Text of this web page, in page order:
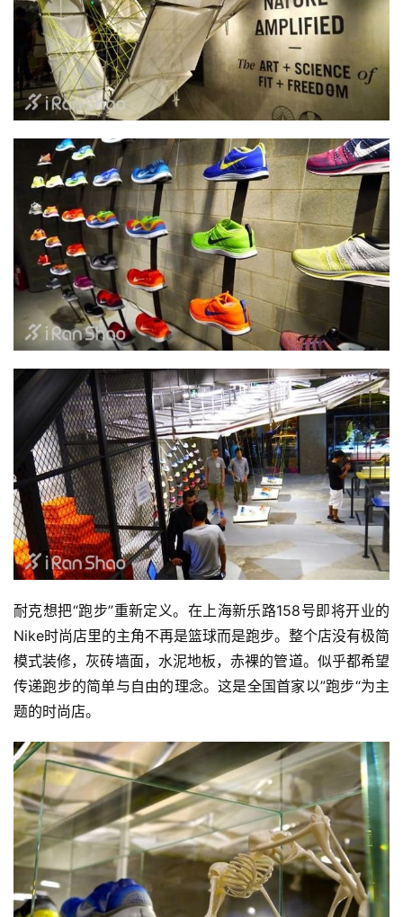
耐克想把“跑步”重新定义。在上海新乐路158号即将开业的
Nike时尚店里的主角不再是篮球而是跑步。整个店没有极简
模式装修，灰砖墙面，水泥地板，赤裸的管道。似乎都希望
传递跑步的简单与自由的理念。这是全国首家以”跑步“为主
题的时尚店。